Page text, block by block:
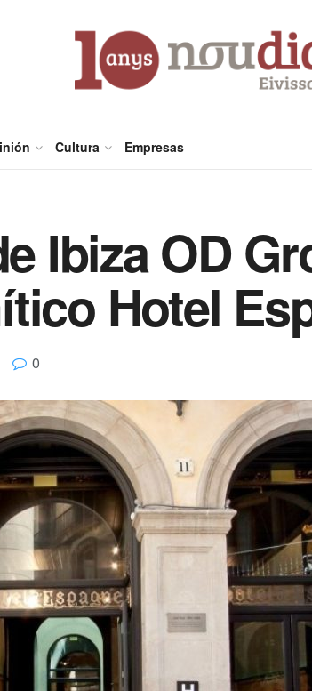
Cultura Empresas
Ibiza OD
Hotel
0